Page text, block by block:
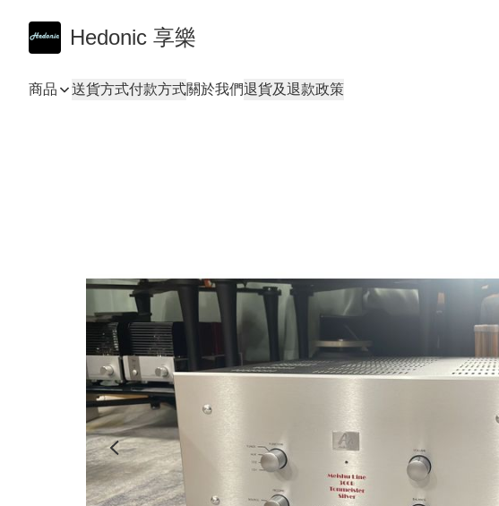
Hedonic 享樂
商品 送貨方式付款方式關於我們退貨及退款政策